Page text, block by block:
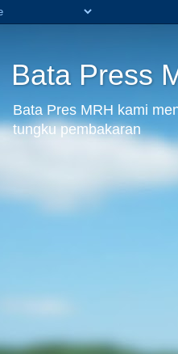
Bata Press
Bata Pres MRH kami
tungku pembakaran